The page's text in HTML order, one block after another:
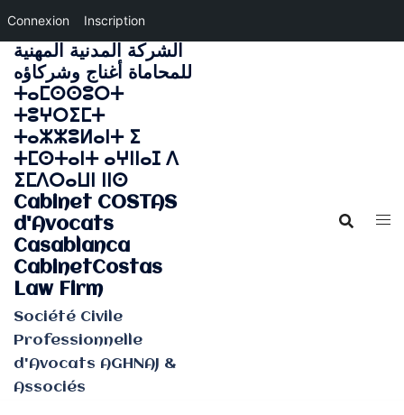
Connexion Inscription
Aller
au
contenu
الشركة المدنية المهنية
للمحاماة أغناج وشركاؤه
ⵜⴰⵎⵙⵙⵓⵔⵜ
ⵜⵓⵖⵔⵉⵎⵜ
ⵜⴰⵣⵣⵓⵍⴰⵏⵜ ⵉ
ⵜⵎⵙⵜⴰⵏⵜ ⴰⵖⵏⵏⴰⵊ ⴷ
ⵉⵎⴷⵔⴰⵡⵏ ⵏⵏⵙ
Cabinet COSTAS
d'Avocats
Casablanca
CabinetCostas
Law Firm
Société Civile
Professionnelle
d'Avocats AGHNAJ &
Associés